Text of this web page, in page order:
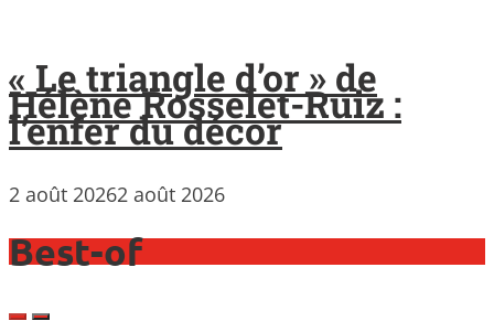
« Le triangle d’or » de
Hélène Rosselet-Ruiz :
l’enfer du décor
2 août 20262 août 2026
Best-of